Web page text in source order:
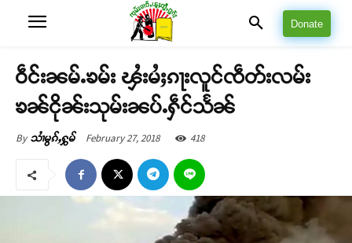
Donate
ဝဵင်းၼမ်ႉၶမ်း ၾႆးမႆႈၵႃးလူင်ၸဵတ်းလမ်း
ၶၼ်ငိုၼ်းသုမ်းၼပ်ႉႁဵင်သႅၼ်
By သၢႆမွၵ်ႇႁွမ် February 27, 2018 418